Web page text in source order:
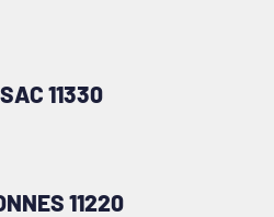
11330
11220